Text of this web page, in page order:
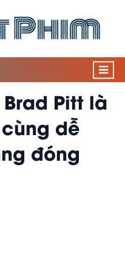
Brad Pitt là
dễ
đóng